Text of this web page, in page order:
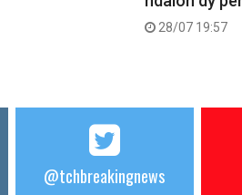
28/07 19:57
@tchbreakingnews